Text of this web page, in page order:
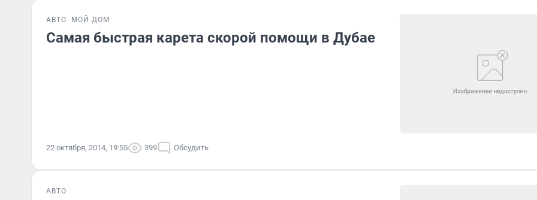
АВТО МОЙ ДОМ
Самая быстрая карета скорой помощи в Дубае
22 октября, 2014, 19:55 399 Обсудить
АВТО